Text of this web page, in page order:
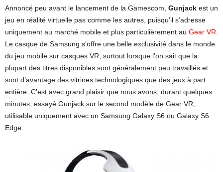
Annoncé peu avant le lancement de la Gamescom, Gunjack est un
jeu en réalité virtuelle pas comme les autres, puisqu’il s’adresse
uniquement au marché mobile et plus particulièrement au Gear VR
Le casque de Samsung s’offre une belle exclusivité dans le monde
du jeu mobile sur casques VR, surtout lorsque l’on sait que la
plupart des titres disponibles sont généralement peu travaillés et
sont d’avantage des vitrines technologiques que des jeux à part
entière. C’est avec grand plaisir que nous avons, durant quelques
minutes, essayé Gunjack sur le second modèle de Gear VR,
utilisable uniquement avec un Samsung Galaxy S6 ou Galaxy S6
Edge.